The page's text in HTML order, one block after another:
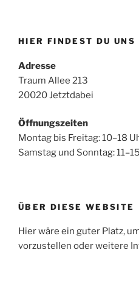
HIER FINDEST DU UNS
Adresse
Traum Allee 213
20020 Jetztdabei
Öffnungszeiten
Montag bis Freitag: 10–18
Samstag und Sonntag:
ÜBER DIESE WEBSITE
Hier wäre ein guter Platz,
vorzustellen oder weitere